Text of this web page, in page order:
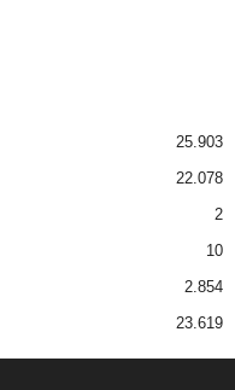
25.903
22.078
2
10
2.854
23.619